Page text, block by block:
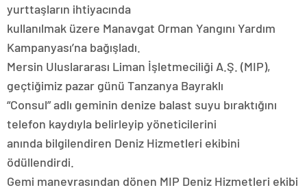
yurttaşların ihtiyacında
kullanılmak üzere Manavgat Orman Yangını Yardım
Kampanyası’na bağışladı.
Mersin Uluslararası Liman İşletmeciliği A.Ş. (MIP),
geçtiğimiz pazar günü Tanzanya Bayraklı
“Consul” adlı geminin denize balast suyu bıraktığını
telefon kaydıyla belirleyip yöneticilerini
anında bilgilendiren Deniz Hizmetleri ekibini
ödüllendirdi.
Gemi manevrasından dönen MIP Deniz Hizmetleri ekibi